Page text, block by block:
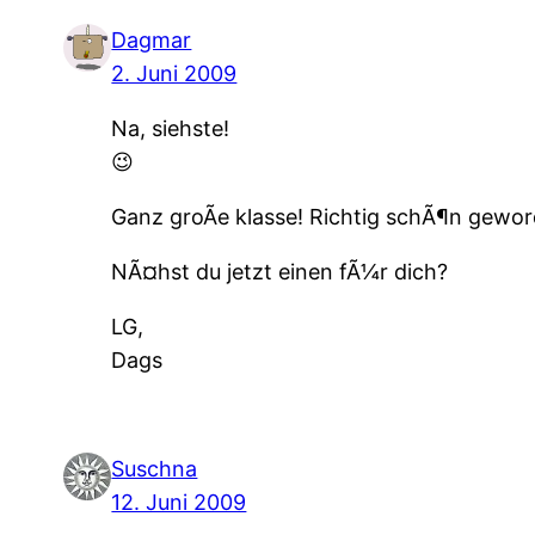
Dagmar
2. Juni 2009
Na, siehste!
😉
Ganz groÃe klasse! Richtig schÃ¶n
NÃ¤hst du jetzt einen fÃ¼r dich?
LG,
Dags
Suschna
12. Juni 2009